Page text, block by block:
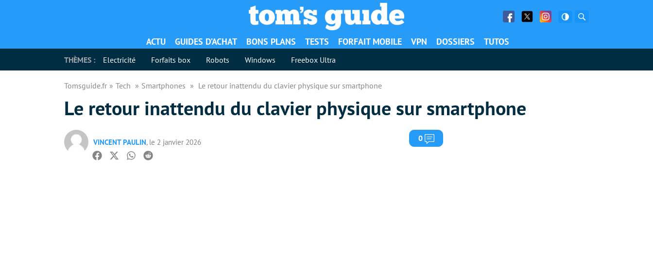
Facebook
Twitter Facebook
ACTU GUIDES D’ACHAT BONS PLANS TESTS FORFAIT MOBILE VPN DOSSIERS TUTOS
THÈMES : Electricité Forfaits box Robots Windows Freebox Ultra
Tomsguide.fr Tech Smartphones Le retour inattendu du clavier physique sur smartphone
Le retour inattendu du clavier physique sur smartphone
VINCENT PAULIN, le 2 janvier 2026 0 Commentaires
Facebook
TwitterWhatsapp
Reddit